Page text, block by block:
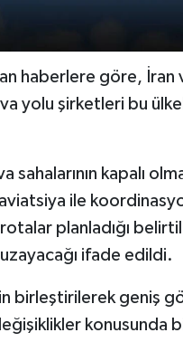
haberlere göre, İran
yolu şirketleri bu
sahalarının kapalı
ile
planladığı
ifade edildi.
birleştirilerek geniş
konusunda